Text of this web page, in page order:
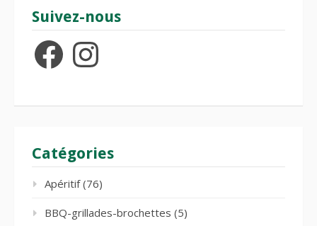
Suivez-nous
FacebookInstagram
Catégories
Apéritif(76)
BBQ-grillades-brochettes (5)